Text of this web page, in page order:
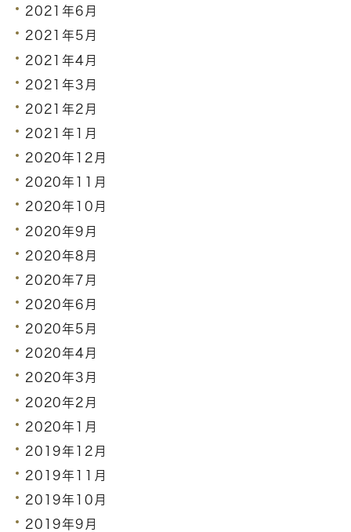
2021年6月
2021年5月
2021年4月
2021年3月
2021年2月
2021年1月
2020年12月
2020年11月
2020年10月
2020年9月
2020年8月
2020年7月
2020年6月
2020年5月
2020年4月
2020年3月
2020年2月
2020年1月
2019年12月
2019年11月
2019年10月
2019年9月